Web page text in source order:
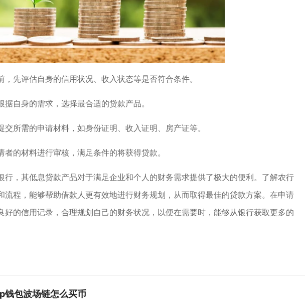
先评估自身的信用状况、收入状态等是否符合条件。
自身的需求，选择最合适的贷款产品。
所需的申请材料，如身份证明、收入证明、房产证等。
的材料进行审核，满足条件的将获得贷款。
行，其低息贷款产品对于满足企业和个人的财务需求提供了极大的便利。了解农行
流程，能够帮助借款人更有效地进行财务规划，从而取得最佳的贷款方案。在申请
好的信用记录，合理规划自己的财务状况，以便在需要时，能够从银行获取更多的
钱包波场链怎么买币